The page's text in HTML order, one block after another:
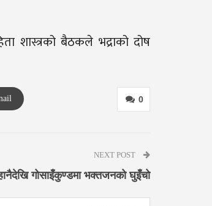
शास्त्रको बैठकले भद्राको दोष
0
NEXT POST
गोसाइँकुण्डमा भक्तजनको घुइँचो